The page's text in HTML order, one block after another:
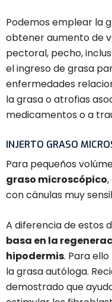
Podemos emplear la
obtener aumento de
pectoral, pecho,
el ingreso de grasa
enfermedades
la grasa o atrofias
medicamentos o a
INJERTO GRASO
Para pequeños
graso microscópico
con cánulas muy
A diferencia de estos
basa en la
hipodermis. Para
la grasa autóloga.
demostrado que